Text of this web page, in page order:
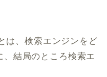
は、検索エンジンをど
結局のところ検索エ